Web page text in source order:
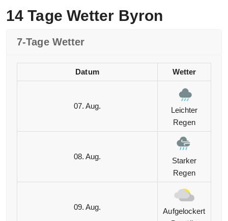
14 Tage Wetter Byron
7-Tage Wetter
Datum Wetter
07. Aug.
Leichter
Regen
08. Aug.
Starker
Regen
09. Aug.
Aufgelockert